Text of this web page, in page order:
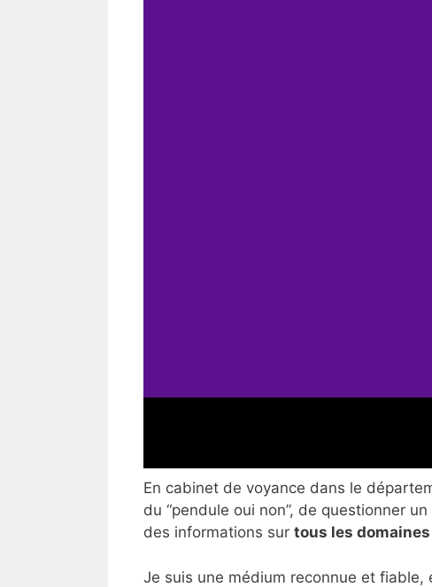
En cabinet de voyance dans le
du “pendule oui non”, de questionner
des informations sur tous les
Je suis une médium reconnue et